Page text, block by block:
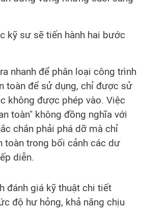
kỹ sư sẽ tiến hành hai bước
nhanh để phân loại công trình
toàn để sử dụng, chỉ được sử
không được phép vào. Việc
toàn" không đồng nghĩa với
chắn phải phá dỡ mà chỉ
toàn trong bối cảnh các dư
diễn.
đánh giá kỹ thuật chi tiết
độ hư hỏng, khả năng chịu